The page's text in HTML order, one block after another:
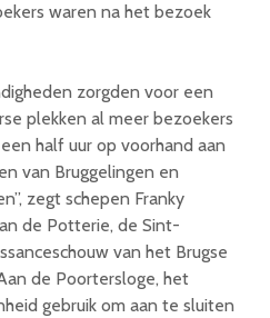
waren na het bezoek
zorgden voor een
plekken al meer bezoekers
half uur op voorhand aan
van Bruggelingen en
zegt schepen Franky
de Potterie, de Sint-
van het Brugse
de Poortersloge, het
gebruik om aan te sluiten